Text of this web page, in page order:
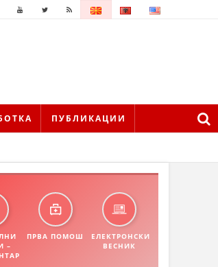
ПУБЛИКАЦИИ
–
ПРВА ПОМОШ
ЕЛЕКТРОНСКИ
ВЕСНИК